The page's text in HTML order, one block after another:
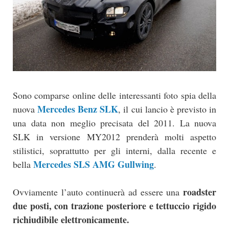
Sono comparse online delle interessanti foto spia della
nuovaMercedes Benz SLK, il cui lancio è previsto in
una data non meglio precisata del 2011. La nuova
SLK in versione MY2012 prenderà molti aspetto
stilistici, soprattutto per gli interni, dalla recente e
bella Mercedes SLS AMG Gullwing.
Ovviamente l’auto continuerà ad essere una roadster
due posti, con trazione posteriore e tettuccio rigido
richiudibile elettronicamente.